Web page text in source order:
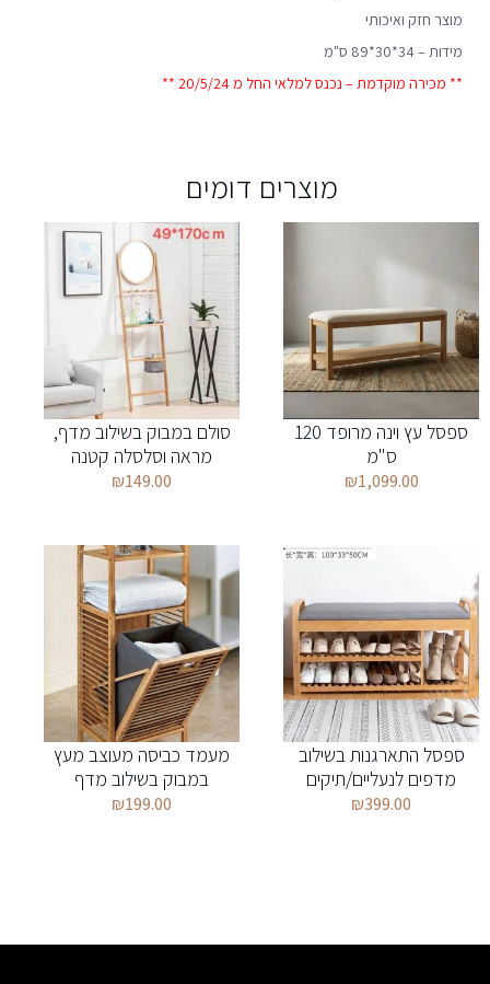
מוצר חזק ואיכותי
מידות – 34*30*89 ס"מ
** מכירה מוקדמת – נכנס למלאי החל מ 20/5/24 **
מוצרים דומים
ספסל עץ וינה מרופד 120
ס"מ
₪1,099.00
סולם במבוק בשילוב מדף,
מראה וסלסלה קטנה
₪149.00
ספסל התארגנות בשילוב
מדפים לנעליים/תיקים
₪399.00
מעמד כביסה מעוצב מעץ
במבוק בשילוב מדף
₪199.00